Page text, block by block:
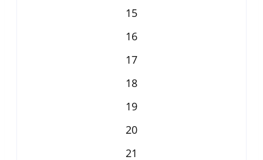
15
16
17
18
19
20
21